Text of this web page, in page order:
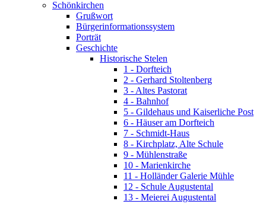
Schönkirchen
Grußwort
Bürgerinformationssystem
Porträt
Geschichte
Historische Stelen
1 - Dorfteich
2 - Gerhard Stoltenberg
3 - Altes Pastorat
4 - Bahnhof
5 - Gildehaus und Kaiserliche Post
6 - Häuser am Dorfteich
7 - Schmidt-Haus
8 - Kirchplatz, Alte Schule
9 - Mühlenstraße
10 - Marienkirche
11 - Holländer Galerie Mühle
12 - Schule Augustental
13 - Meierei Augustental